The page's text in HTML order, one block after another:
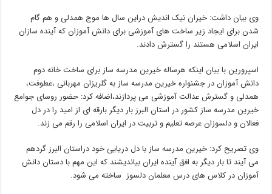
وی بیان داشت: خیران نیک اندیش دراین سال ها موج همدلی و هم گام
شدن برای ایجاد زیر ساخت های آموزشی برای دانش آموزان که آینده سازان
ایران اسلامی هستند را گسترش دادند.
اسپرورین با بیان اینکه هرساله خیرین مدرسه ساز برای ساخت خانه دوم
دانش آموزان در جشنواره خیرین مدرسه ساز به گلریزان مهربانی ،عطوفت،
همدلی و گسترش عدالت آموزشی می پردازند،اضافه کرد: حضور روسای جوامع
خیرین مدرسه ساز کشور در استان البرز بار دیگر بارقه ای از امید را در دل
فعالان و دلسوزان عرصه تعلیم و تربیت در ایران اسلامی را رقم می زند.
وی تصریح کرد: خیرین مدرسه ساز با دل دریایی خود دراستان البرز گردهم
می آیند تا بار دیگر به افق آینده ایران بیاندیشند که این مهم با دستان دانش
آموزان در کلاس های درس معلمان دلسوز ساخته می شود.